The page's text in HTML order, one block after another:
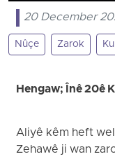
20 December
Nûçe Zarok
Hengaw; Înê 20ê
Aliyê kêm heft
Zehawê ji wan